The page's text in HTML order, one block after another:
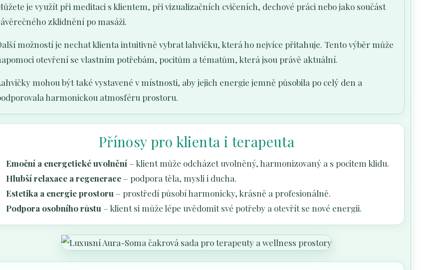
je využít při meditaci s klientem, při vizualizačních cvičeních, dechové práci nebo jako součást
zklidnění po masáži.
možností je nechat klienta intuitivně vybrat lahvičku, která ho nejvíce přitahuje. Tento výběr může
otevření se vlastním potřebám, pocitům a tématům, která jsou právě aktuální.
mohou být také vystavené v místnosti, aby jejich energie jemně působila po celý den a
harmonickou atmosféru prostoru.
Přínosy pro klienta i terapeuta
Emoční a energetické uvolnění – klient může odcházet uvolněný, harmonizovaný a s pocitem klidu.
Hlubší relaxace a regenerace – podpora těla, mysli i ducha.
Estetika a energie prostoru – prostředí působí harmonicky, krásně a profesionálně.
Podpora osobního růstu – klient si může lépe uvědomit své potřeby a otevřít se nové energii.